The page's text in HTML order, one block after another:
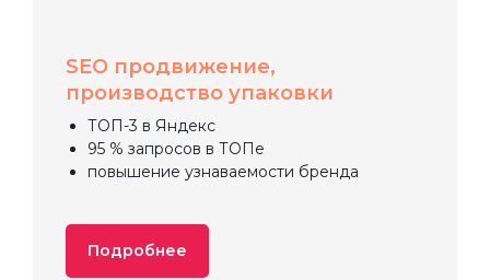
SEO продвижение,
производство упаковки
ТОП-3 в Яндекс
95 % запросов в ТОПе
повышение узнаваемости бренда
Подробнее